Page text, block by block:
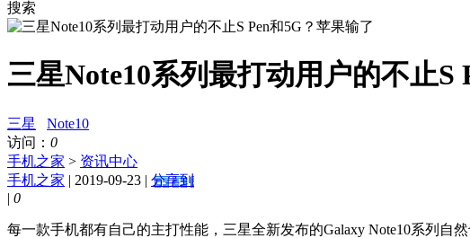
搜索
三星Note10系列最打动用户的不止S
三星
Note10
访问： 0
手机之家 > 资讯中心
手机之家 | 2019-09-23 | 分享到
| 0
每一款手机都有自己的主打性能，三星全新发布的Galaxy Note10系列自